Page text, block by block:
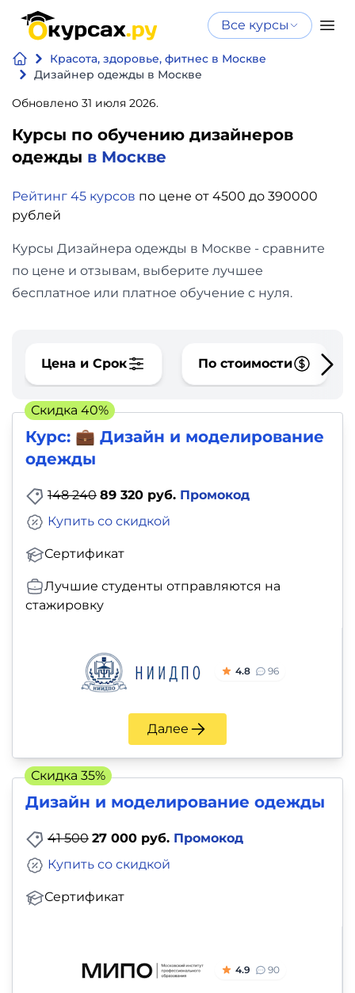
Все курсы
Красота, здоровье, фитнес в Москве
Дизайнер одежды в Москве
Обновлено 31 июля 2026.
Курсы по обучению дизайнеров
одежды в Москве
Рейтинг 45 курсов по цене от 4500 до 390000
рублей
Курсы Дизайнера одежды в Москве - сравните
по цене и отзывам, выберите лучшее
бесплатное или платное обучение с нуля.
Цена и Срок По стоимости
Курс: 💼 Дизайн и моделирование
одежды
148 240 89 320 руб. Промокод
Сертификат
Купить со скидкой
Лучшие студенты отправляются на
стажировку
4.8 96
Далее
Скидка 40%
Дизайн и моделирование одежды
41 500 27 000 руб. Промокод
Сертификат
Купить со скидкой
4.9 90
Скидка 35%
Нейросеть
и ИИ
Бизнес
финансы
Дизайн
Аналитика
фото,
аудио
Маркетинг
Иностранный
язык
Для
детей
Красота,
фитнес
Психология
саморазвитие
Прочее
Тесты
на
Нейросеть и ИИ
интеллекту
Курсы по нейросетям